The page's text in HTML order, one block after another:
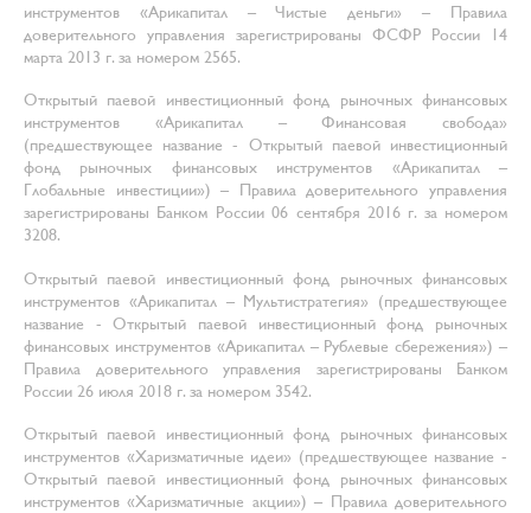
инструментов «Арикапитал – Чистые деньги» – Правила
доверительного управления зарегистрированы ФСФР России 14
марта 2013 г. за номером 2565.
Открытый паевой инвестиционный фонд рыночных финансовых
инструментов «Арикапитал – Финансовая свобода»
(предшествующее название - Открытый паевой инвестиционный
фонд рыночных финансовых инструментов «Арикапитал –
Глобальные инвестиции») – Правила доверительного управления
зарегистрированы Банком России 06 сентября 2016 г. за номером
3208.
Открытый паевой инвестиционный фонд рыночных финансовых
инструментов «Арикапитал – Мультистратегия» (предшествующее
название - Открытый паевой инвестиционный фонд рыночных
финансовых инструментов «Арикапитал – Рублевые сбережения») –
Правила доверительного управления зарегистрированы Банком
России 26 июля 2018 г. за номером 3542.
Открытый паевой инвестиционный фонд рыночных финансовых
инструментов «Харизматичные идеи» (предшествующее название -
Открытый паевой инвестиционный фонд рыночных финансовых
инструментов «Харизматичные акции») – Правила доверительного